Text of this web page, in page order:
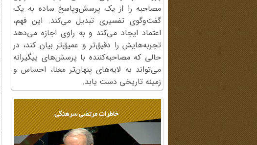
مصاحبه را از یک پرسش‌وپاسخ ساده به یک
گفت‌وگوی تفسیری تبدیل می‌کند. این فهم،
اعتماد ایجاد می‌کند و به راوی اجازه می‌دهد
تجربه‌هایش را دقیق‌تر و عمیق‌تر بیان کند، در
حالی که مصاحبه‌کننده با پرسش‌های پیگیرانه
می‌تواند به لایه‌های پنهان‌تر معنا، احساس و
زمینه تاریخی دست یابد.